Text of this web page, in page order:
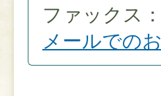
ファックス
メールでの